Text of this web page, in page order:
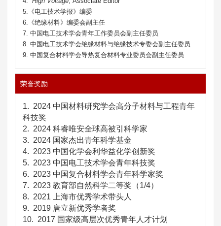
5.《电工技术学报》编委
6.《绝缘材料》编委会副主任
7. 中国电工技术学会青年工作委员会副主任委员
8. 中国电工技术学会绝缘材料与绝缘技术专委会副主任委员
9. 中国复合材料学会导热复合材料专业委员会副主任委员
荣誉奖励
1. 2024 中国材料研究学会高分子材料与工程青年
科技奖
2. 2024 科睿唯安全球高被引科学家
3. 2024 国家杰出青年科学基金
4. 2023 中国化学会利华益化学创新奖
5. 2023 中国电工技术学会青年科技奖
6. 2023 中国复合材料学会青年科学家奖
7. 2023 教育部自然科学二等奖（1/4）
8. 2021
上海市优秀学术带头人
9. 2019 唐立新优秀学者奖
10. 2017 国家级高层次优秀青年人才计划